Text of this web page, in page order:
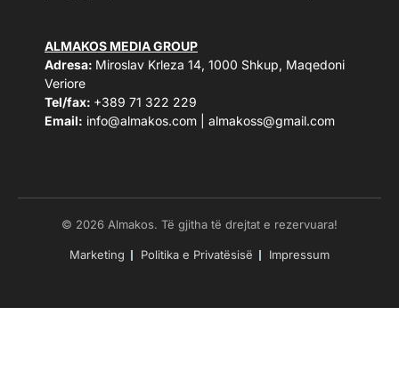
ALMAKOS MEDIA GROUP
Adresa: Miroslav Krleza 14, 1000 Shkup, Maqedoni
Veriore
Tel/fax: +389 71 322 229
Email: info@almakos.com almakoss@gmail.com
© 2026 Almakos. Të gjitha të drejtat e rezervuara!
Marketing Politika e Privatësisë Impressum